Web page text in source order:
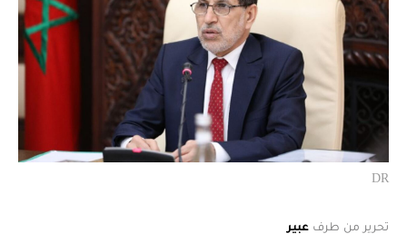
DR
تحرير من طرف عبير